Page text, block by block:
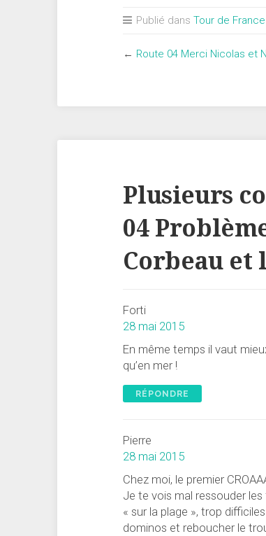
Publié dansTour de
← Route 04 Merci Nicolas et
Plusieurs
04
Corbeau et
Forti
28 mai 2015
En même temps il vaut
qu’en mer !
RÉPONDRE
Pierre
28 mai 2015
Chez moi, le premier
Je te vois mal ressouder
« sur la plage », trop
dominos et reboucher le